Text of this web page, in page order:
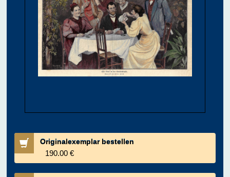
Originalexemplar bestellen
190.00 €